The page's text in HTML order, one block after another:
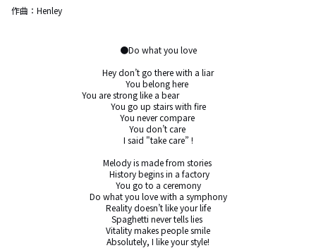
作曲： Henley
●Do what you love
Hey don’t go there with a liar
You belong here
You are strong like a bear
You go up stairs with fire
You never compare
You don’t care
I said "take care” !
Melody is made from stories
You go to a ceremony
Do what you love with a symphony
Reality doesn’t like your life
Spaghetti never tells lies
Vitality makes people smile
Absolutely, I like your style!